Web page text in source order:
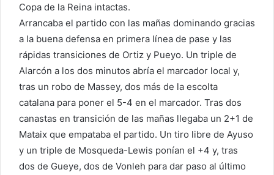
Copa de la Reina intactas.
Arrancaba el partido con las mañas dominando gracias
a la buena defensa en primera línea de pase y las
rápidas transiciones de Ortiz y Pueyo. Un triple de
Alarcón a los dos minutos abría el marcador local y,
tras un robo de Massey, dos más de la escolta
catalana para poner el 5-4 en el marcador. Tras dos
canastas en transición de las mañas llegaba un 2+1 de
Mataix que empataba el partido. Un tiro libre de Ayuso
y un triple de Mosqueda-Lewis ponían el +4 y, tras
dos de Gueye, dos de Vonleh para dar paso al último